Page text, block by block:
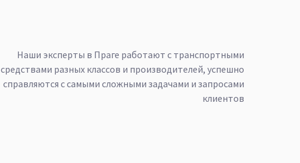
Наши эксперты в Праге работают с транспортными
средствами разных классов и производителей, успешно
справляются с самыми сложными задачами и запросами
клиентов